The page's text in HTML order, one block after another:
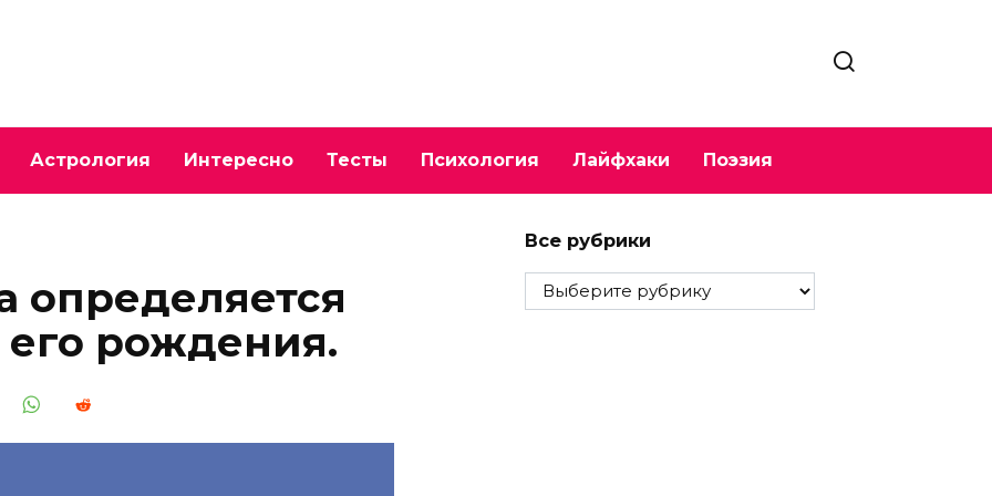
Астрология Интересно Тесты Психология Лайфхаки Поэзия
определяется
рождения.
Все рубрики
Все
рубрики